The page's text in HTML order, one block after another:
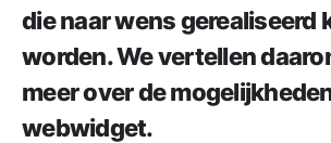
die naar wens gerealiseerd
worden. We vertellen
meer over de
webwidget.